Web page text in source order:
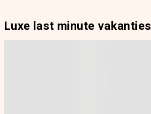
Luxe last minute vakanties